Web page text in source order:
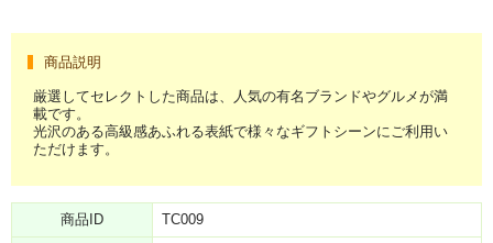
商品説明
厳選してセレクトした商品は、人気の有名ブランドやグルメが満
載です。
光沢のある高級感あふれる表紙で様々なギフトシーンにご利用い
ただけます。
商品ID TC009